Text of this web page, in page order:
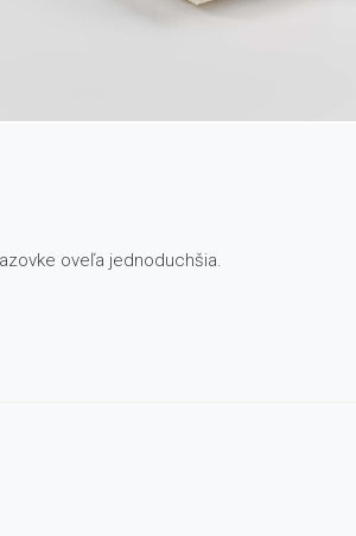
oveľa jednoduchšia.